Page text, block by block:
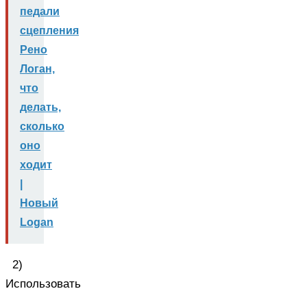
педали
сцепления
Рено
Логан,
что
делать,
сколько
оно
ходит
Новый
Logan
2)
Использовать